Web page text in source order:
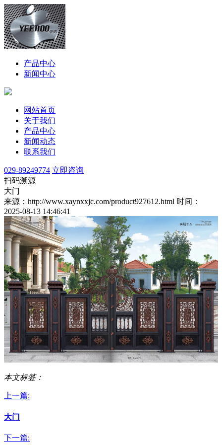
产品中心
新闻中心
网站首页
关于我们
产品中心
新闻动态
联系我们
029-89249774 立即咨询
扫码溯源
大门
来源：http://www.xaynxxjc.com/product927612.html 时间：
2025-08-13 14:46:41
本文标签：
上一篇:
大门
下一篇: